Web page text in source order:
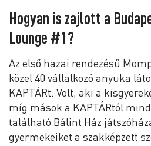
Hogyan is zajlott a
Lounge #1?
Az első hazai rendezésű
közel 40 vállalkozó anyuka
KAPTÁRt. Volt, aki a
míg mások a KAPTÁRtól
található Bálint Ház
gyermekeiket a szakképzett